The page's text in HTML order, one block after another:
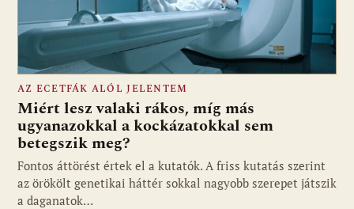
AZ ECETFÁK ALÓL JELENTEM
Miért lesz valaki rákos, míg más
ugyanazokkal a kockázatokkal sem
betegszik meg?
Fontos áttörést értek el a kutatók. A friss kutatás szerint
az örökölt genetikai háttér sokkal nagyobb szerepet játszik
a daganatok…